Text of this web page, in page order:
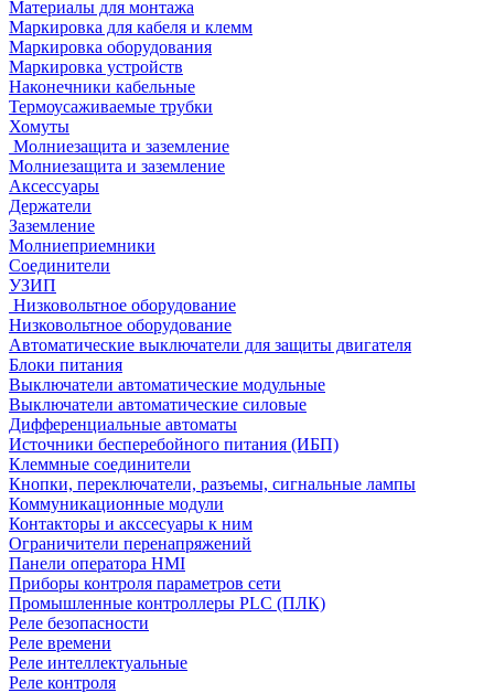
Материалы для монтажа
Маркировка для кабеля и клемм
Маркировка оборудования
Маркировка устройств
Наконечники кабельные
Термоусаживаемые трубки
Хомуты
Молниезащита и заземление
Молниезащита и заземление
Аксессуары
Держатели
Заземление
Молниеприемники
Соединители
УЗИП
Низковольтное оборудование
Низковольтное оборудование
Автоматические выключатели для защиты двигателя
Блоки питания
Выключатели автоматические модульные
Выключатели автоматические силовые
Дифференциальные автоматы
Источники бесперебойного питания (ИБП)
Клеммные соединители
Кнопки, переключатели, разъемы, сигнальные лампы
Коммуникационные модули
Контакторы и акссесуары к ним
Ограничители перенапряжений
Панели оператора HMI
Приборы контроля параметров сети
Промышленные контроллеры PLC (ПЛК)
Реле безопасности
Реле времени
Реле интеллектуальные
Реле контроля